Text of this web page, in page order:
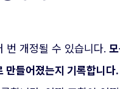
번 개정될 수 있습니다.
만들어졌는지 기록합니다.